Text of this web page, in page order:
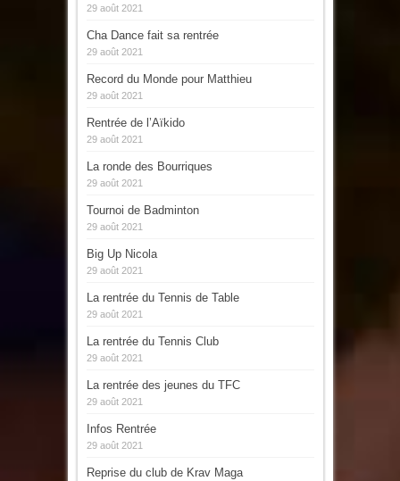
29 août 2021
Cha Dance fait sa rentrée
29 août 2021
Record du Monde pour Matthieu
29 août 2021
Rentrée de l’Aïkido
29 août 2021
La ronde des Bourriques
29 août 2021
Tournoi de Badminton
29 août 2021
Big Up Nicola
29 août 2021
La rentrée du Tennis de Table
29 août 2021
La rentrée du Tennis Club
29 août 2021
La rentrée des jeunes du TFC
29 août 2021
Infos Rentrée
29 août 2021
Reprise du club de Krav Maga